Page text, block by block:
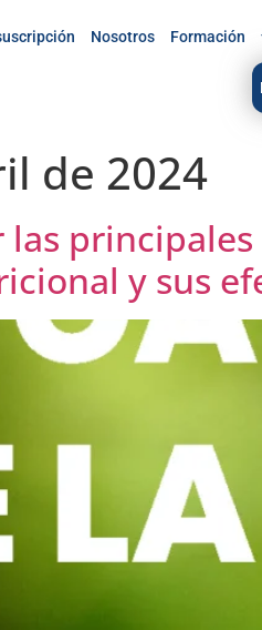
Nosotros Formación
de 2024
las
y sus